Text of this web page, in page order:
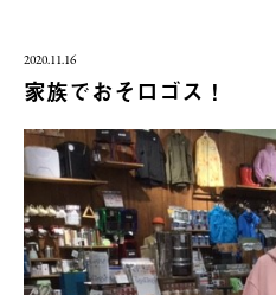
2020.11.16
家族でおそロゴス！